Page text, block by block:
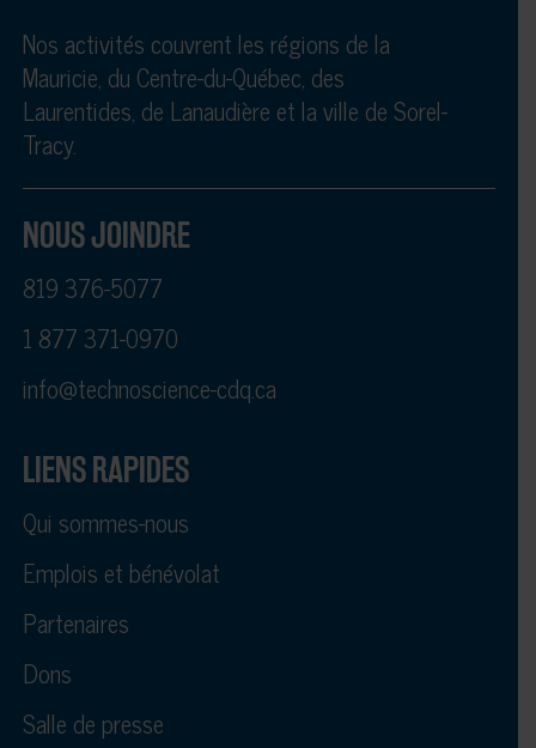
Nos activités couvrent les régions de la
Mauricie, du Centre-du-Québec, des
Laurentides, de Lanaudière et la ville de Sorel-
Tracy.
NOUS JOINDRE
819 376-5077
1 877 371-0970
info@technoscience-cdq.ca
LIENS RAPIDES
Qui sommes-nous
Emplois et bénévolat
Partenaires
Dons
Salle de presse